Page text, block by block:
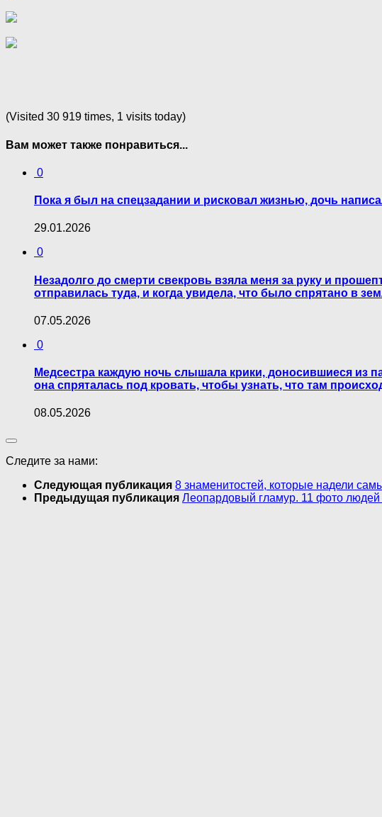
(Visited 30 919 times, 1 visits today)
Вам может также понравиться...
0
Пока я был на спецзадании и рисковал жизнью, дочь
29.01.2026
0
Незадолго до смерти свекровь взяла меня за руку и
отправилась туда, и когда увидела, что было спрятано в
07.05.2026
0
Медсестра каждую ночь слышала крики, доносившиеся из
она спряталась под кровать, чтобы узнать, что там
08.05.2026
Следите за нами:
Следующая публикация 8 знаменитостей, которые надели
Предыдущая публикация Леопардовый гламур. 11 фото